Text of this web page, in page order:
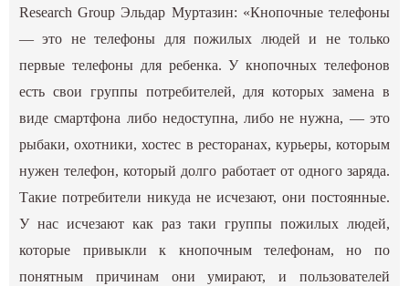
Research Group Эльдар Муртазин: «Кнопочные телефоны
— это не телефоны для пожилых людей и не только
первые телефоны для ребенка. У кнопочных телефонов
есть свои группы потребителей, для которых замена в
виде смартфона либо недоступна, либо не нужна, — это
рыбаки, охотники, хостес в ресторанах, курьеры, которым
нужен телефон, который долго работает от одного заряда.
Такие потребители никуда не исчезают, они постоянные.
У нас исчезают как раз таки группы пожилых людей,
которые привыкли к кнопочным телефонам, но по
понятным причинам они умирают, и пользователей